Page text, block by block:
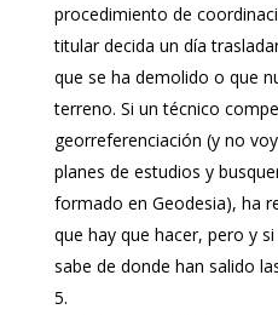
procedimiento de
titular decida un día
que se ha demolido o que
terreno. Si un técnico
georreferenciación (y no
planes de estudios y
formado en Geodesia), ha
que hay que hacer, pero y
sabe de donde han salido